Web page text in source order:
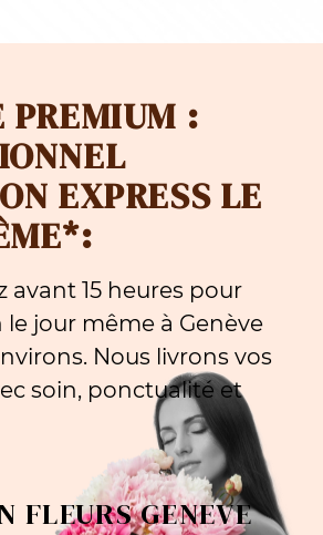
PREMIUM :
EXPRESS LE
avant 15 heures pour
le jour même à Genève
Nous livrons vos
soin, ponctualité et
FLEURS GENEVE